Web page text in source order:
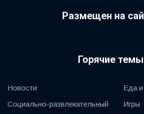
Размещен на
Горячие темы
Новости
Социально-развлекательный
Еда и
Игры